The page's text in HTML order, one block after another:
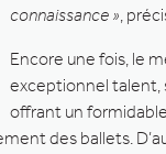
connaissance »,
Encore une fois, le
exceptionnel talent,
offrant un
des ballets.